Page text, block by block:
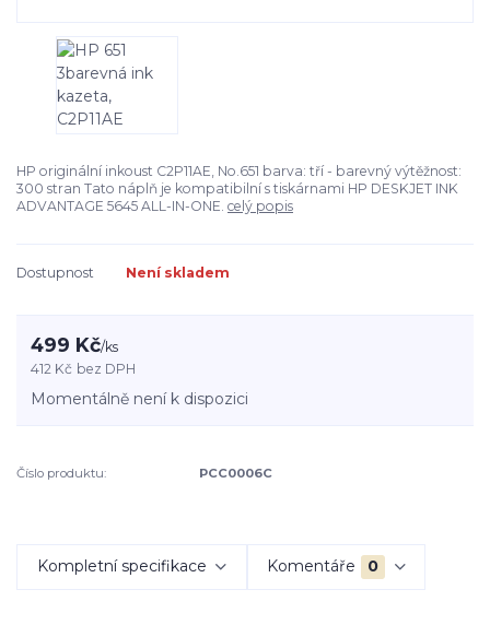
HP originální inkoust C2P11AE, No.651 barva: tří - barevný výtěžnost:
300 stran Tato náplň je kompatibilní s tiskárnami HP DESKJET INK
ADVANTAGE 5645 ALL-IN-ONE. celý popis
Dostupnost Není skladem
499 Kč/ks
412 Kč bez DPH
Momentálně není k dispozici
Číslo produktu: PCC0006C
Kompletní specifikace Komentáře 0